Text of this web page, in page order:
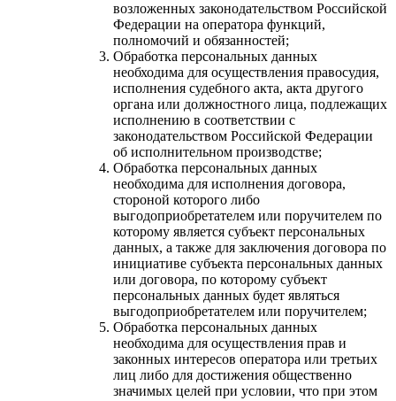
возложенных законодательством Российской
Федерации на оператора функций,
полномочий и обязанностей;
Обработка персональных данных
необходима для осуществления правосудия,
исполнения судебного акта, акта другого
органа или должностного лица, подлежащих
исполнению в соответствии с
законодательством Российской Федерации
об исполнительном производстве;
Обработка персональных данных
необходима для исполнения договора,
стороной которого либо
выгодоприобретателем или поручителем по
которому является субъект персональных
данных, а также для заключения договора по
инициативе субъекта персональных данных
или договора, по которому субъект
персональных данных будет являться
выгодоприобретателем или поручителем;
Обработка персональных данных
необходима для осуществления прав и
законных интересов оператора или третьих
лиц либо для достижения общественно
значимых целей при условии, что при этом